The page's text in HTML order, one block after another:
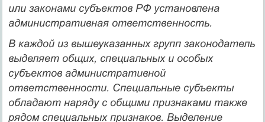
или законами субъектов РФ установлена
административная ответственность.
В каждой из вышеуказанных групп законодатель
выделяет общих, специальныхи особых
субъектов административной
ответственности. Специальные субъекты
обладают наряду с общими признаками также
рядом специальных признаков. Выделение